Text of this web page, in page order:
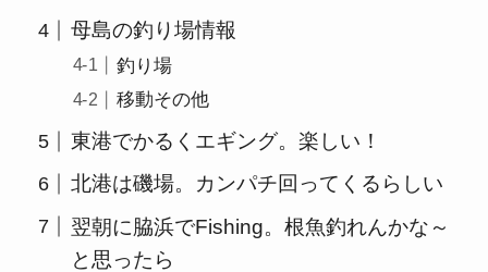
母島の釣り場情報
釣り場
移動その他
東港でかるくエギング。楽しい！
北港は磯場。カンパチ回ってくるらしい
翌朝に脇浜でFishing。根魚釣れんかな～
と思ったら